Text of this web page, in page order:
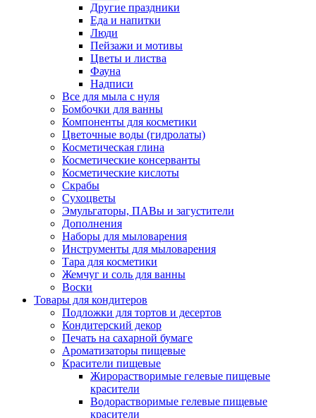
Другие праздники
Еда и напитки
Люди
Пейзажи и мотивы
Цветы и листва
Фауна
Надписи
Все для мыла с нуля
Бомбочки для ванны
Компоненты для косметики
Цветочные воды (гидролаты)
Косметическая глина
Косметические консерванты
Косметические кислоты
Скрабы
Сухоцветы
Эмульгаторы, ПАВы и загустители
Дополнения
Наборы для мыловарения
Инструменты для мыловарения
Тара для косметики
Жемчуг и соль для ванны
Воски
Товары для кондитеров
Подложки для тортов и десертов
Кондитерский декор
Печать на сахарной бумаге
Ароматизаторы пищевые
Красители пищевые
Жирорастворимые гелевые пищевые
красители
Водорастворимые гелевые пищевые
красители